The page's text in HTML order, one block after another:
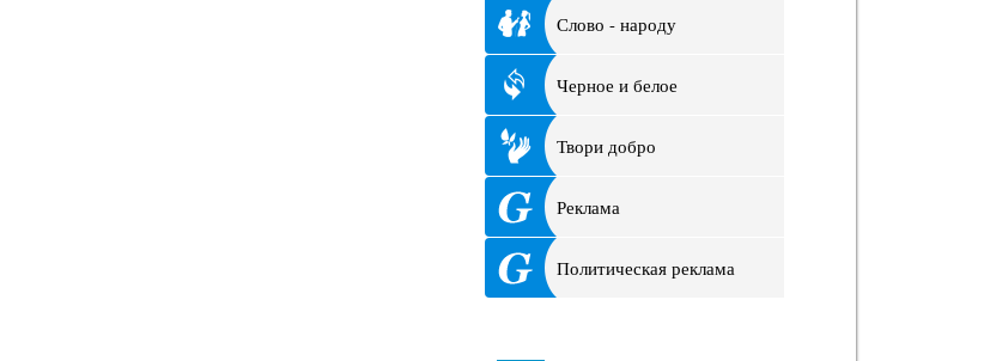
Слово - народу
Черное и белое
Твори добро
Реклама
Политическая реклама